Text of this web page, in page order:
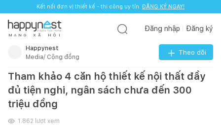
Kết nối đơn vị thiết kế - thi công uy tín. ĐĂNG KÝ NGAY!
M Ạ N G X Ã H Ộ I
Đăng nhập Đăng ký
Happynest
Media/ Cộng đồng
Theo dõi
Tham khảo 4 căn hộ thiết kế nội thất đầy
đủ tiện nghi, ngân sách chưa đến 300
triệu đồng
1.862 lượt xem